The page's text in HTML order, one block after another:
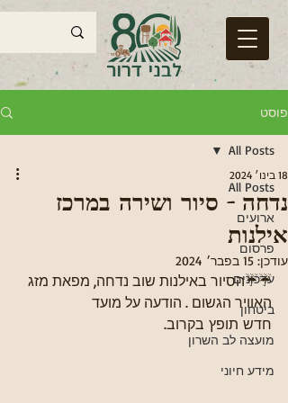
פוסט
All Posts
ארועים
פרסום
עדכונים
ביטחון
מועצה לב השרון
מידע חיוני
All Posts
נדחה - סיור ושירה במרכז
אילנות
18 בינו׳ 2024
עודכן: 15 בפבר׳ 2024
☔☔הסיור באילנות שוב נדחה, מפאת מזג
האוויר הגשום . הודעה על מועד
חדש תופץ בקרוב.